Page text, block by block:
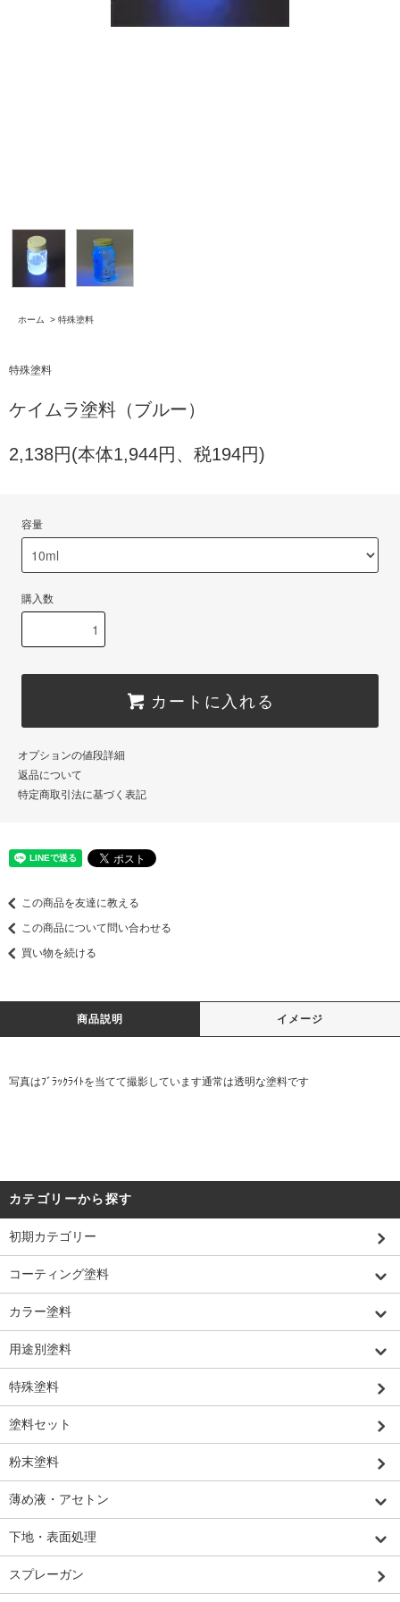
ホーム > 特殊塗料
特殊塗料
ケイムラ塗料（ブルー）
2,138円(本体1,944円、税194円)
容量
購入数
カートに入れる
オプションの値段詳細
返品について
特定商取引法に基づく表記
この商品を友達に教える
この商品について問い合わせる
買い物を続ける
商品説明 イメージ
写真はﾌﾞﾗｯｸﾗｲﾄを当てて撮影しています通常は透明な塗料です
カテゴリーから探す
初期カテゴリー
コーティング塗料
カラー塗料
用途別塗料
特殊塗料
塗料セット
粉末塗料
薄め液・アセトン
下地・表面処理
スプレーガン